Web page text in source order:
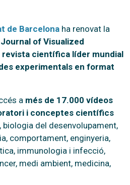
de Barcelona ha renovat la
Journal of Visualized
revista científica líder mundial
experimentals en format
a més de 17.000 vídeos
i conceptes científics
biologia del desenvolupament,
comportament, enginyeria,
immunologia i infecció,
medi ambient, medicina,